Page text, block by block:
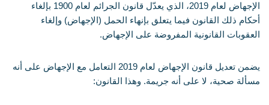
الإجهاض لعام 2019، الذي يعدّل قانون الجرائم لعام 1900 بإلغاء
أحكام ذلك القانون فيما يتعلق بإنهاء الحمل (الإجهاض) وإلغاء
العقوبات القانونية المفروضة على الإجهاض.
يضمن تعديل قانون الإجهاض لعام 2019 التعامل مع الإجهاض على أنه
مسألة صحية، لا على أنه جريمة. وهذا القانون: